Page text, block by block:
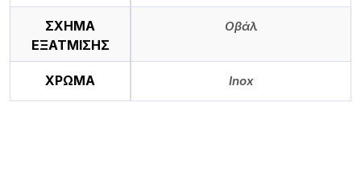
ΣΧΗΜΑ
ΕΞΑΤΜΙΣΗΣ
Οβάλ
ΧΡΩΜΑ Inox